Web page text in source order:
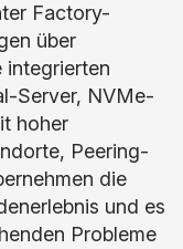
Factory-
über
integrierten
Server, NVMe-
hoher
Peering-
die
und es
Probleme